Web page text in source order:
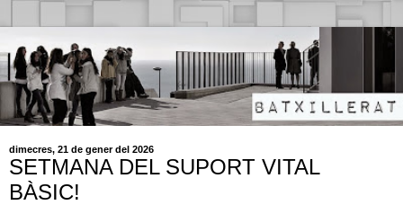
dimecres, 21 de gener del 2026
SETMANA DEL SUPORT VITAL
BÀSIC!